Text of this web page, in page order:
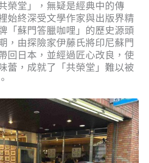
榮堂」，無疑是經典中的傳
始終深受文學作家與出版界精
「蘇門答臘咖哩」的歷史源頭
，由探險家伊藤氏將印尼蘇門
回日本，並經過匠心改良，使
蕾，成就了「共榮堂」難以被